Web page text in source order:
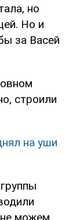
но
Но и
за Васей
строили
на уши
можем.